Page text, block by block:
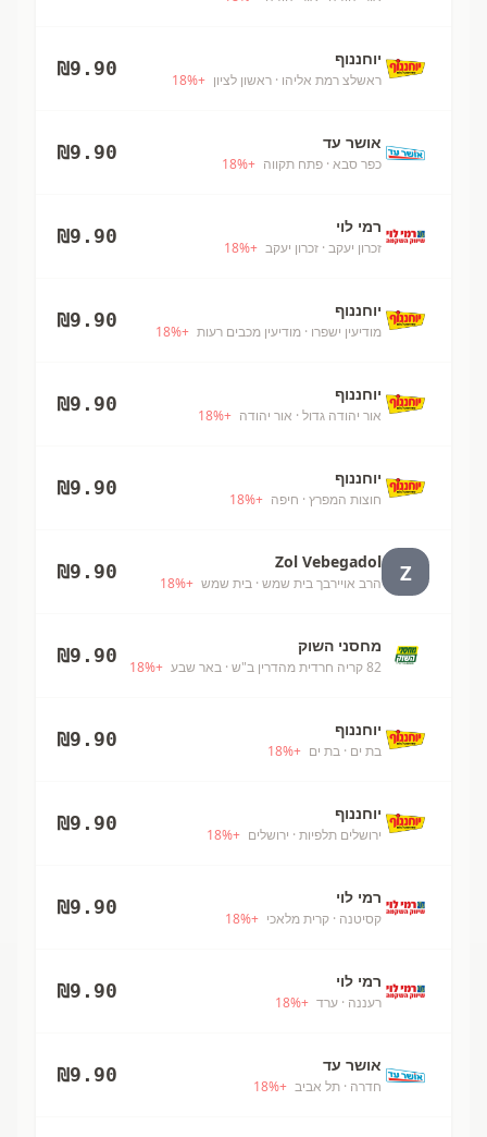
יוחננוף
ראשלצ רמת אליהו · ראשון לציון +
18%
₪9.90
אושר עד
כפר סבא · פתח תקווה +
18%
₪9.90
רמי לוי
זכרון יעקב · זכרון יעקב +
18%
₪9.90
יוחננוף
מודיעין ישפרו · מודיעין מכבים רעות +
18%
₪9.90
יוחננוף
אור יהודה גדול · אור יהודה +
18%
₪9.90
יוחננוף
חוצות המפרץ · חיפה +
18%
₪9.90
Z
Zol Vebegadol
הרב אויירבך בית שמש · בית שמש +
18%
₪9.90
מחסני השוק
82 קריה חרדית מהדרין ב"ש · באר שבע +
18%
₪9.90
יוחננוף
בת ים · בת ים +
18%
₪9.90
יוחננוף
ירושלים תלפיות · ירושלים +
18%
₪9.90
רמי לוי
קסיטנה · קרית מלאכי +
18%
₪9.90
רמי לוי
רעננה · ערד +
18%
₪9.90
אושר עד
חדרה · תל אביב +
18%
₪9.90